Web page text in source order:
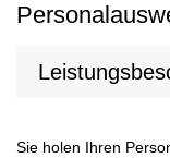
Sie holen Ihren